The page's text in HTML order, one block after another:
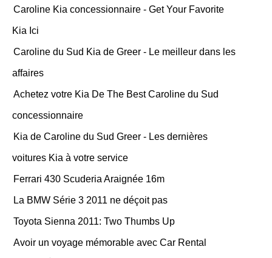
Caroline Kia concessionnaire - Get Your Favorite
Kia Ici
Caroline du Sud Kia de Greer - Le meilleur dans les
affaires
Achetez votre Kia De The Best Caroline du Sud
concessionnaire
Kia de Caroline du Sud Greer - Les dernières
voitures Kia à votre service
Ferrari 430 Scuderia Araignée 16m
La BMW Série 3 2011 ne déçoit pas
Toyota Sienna 2011: Two Thumbs Up
Avoir un voyage mémorable avec Car Rental